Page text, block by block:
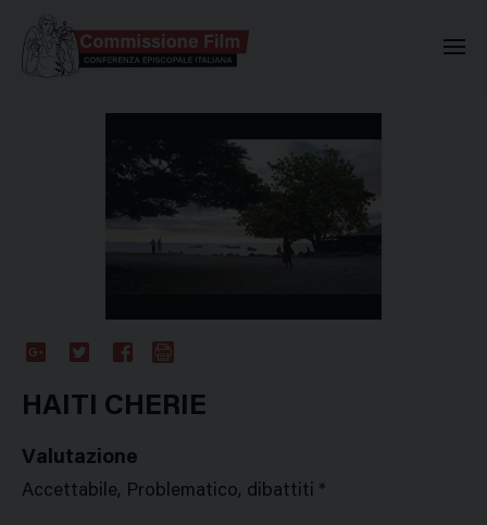
Plus
HAITI CHERIE
Valutazione
Accettabile, Problematico, dibattiti *